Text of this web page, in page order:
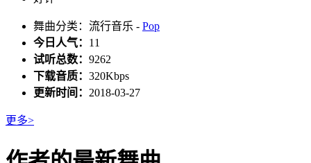
舞曲分类：流行音乐 - Pop
今日人气： 11
试听总数： 9262
下载音质： 320Kbps
更新时间： 2018-03-27
更多>